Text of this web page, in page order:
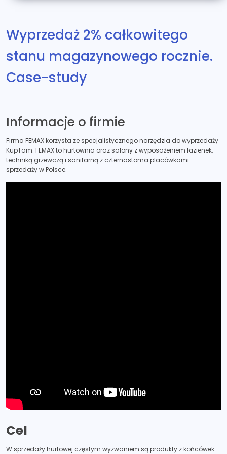
Wyprzedaż 2% całkowitego
stanu magazynowego rocznie.
Case-study
Informacje o firmie
Firma FEMAX korzysta ze specjalistycznego narzędzia do wyprzedaży
KupTam. FEMAX to hurtownia oraz salony z wyposażeniem łazienek,
techniką grzewczą i sanitarną z czternastoma placówkami
sprzedaży w Polsce.
Cel
W sprzedaży hurtowej częstym wyzwaniem są produkty z końcówek